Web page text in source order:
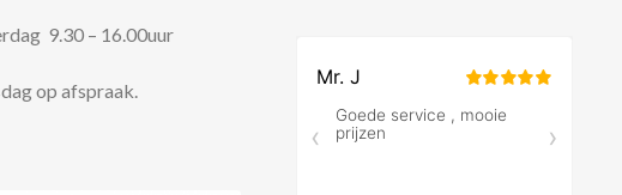
9.30 – 16.00uur
op afspraak.